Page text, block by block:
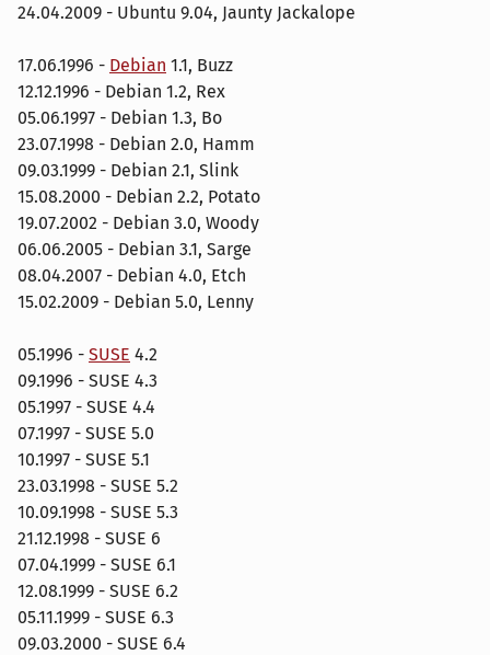
24.04.2009 - Ubuntu 9.04, Jaunty Jackalope
17.06.1996 - Debian 1.1, Buzz
12.12.1996 - Debian 1.2, Rex
05.06.1997 - Debian 1.3, Bo
23.07.1998 - Debian 2.0, Hamm
09.03.1999 - Debian 2.1, Slink
15.08.2000 - Debian 2.2, Potato
19.07.2002 - Debian 3.0, Woody
06.06.2005 - Debian 3.1, Sarge
08.04.2007 - Debian 4.0, Etch
15.02.2009 - Debian 5.0, Lenny
05.1996 - SUSE 4.2
09.1996 - SUSE 4.3
05.1997 - SUSE 4.4
07.1997 - SUSE 5.0
10.1997 - SUSE 5.1
23.03.1998 - SUSE 5.2
10.09.1998 - SUSE 5.3
21.12.1998 - SUSE 6
07.04.1999 - SUSE 6.1
12.08.1999 - SUSE 6.2
05.11.1999 - SUSE 6.3
09.03.2000 - SUSE 6.4